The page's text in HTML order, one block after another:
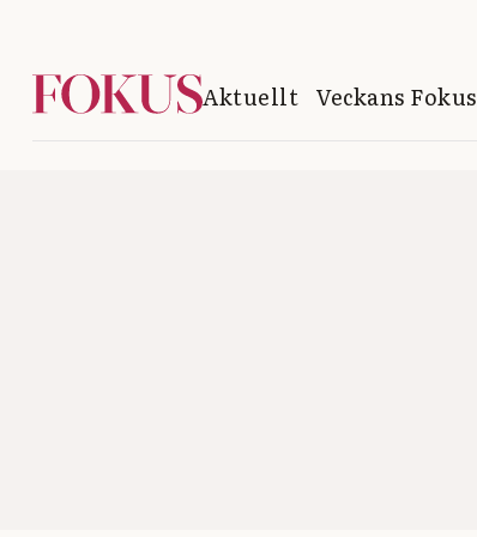
Aktuellt Veckans Fokus